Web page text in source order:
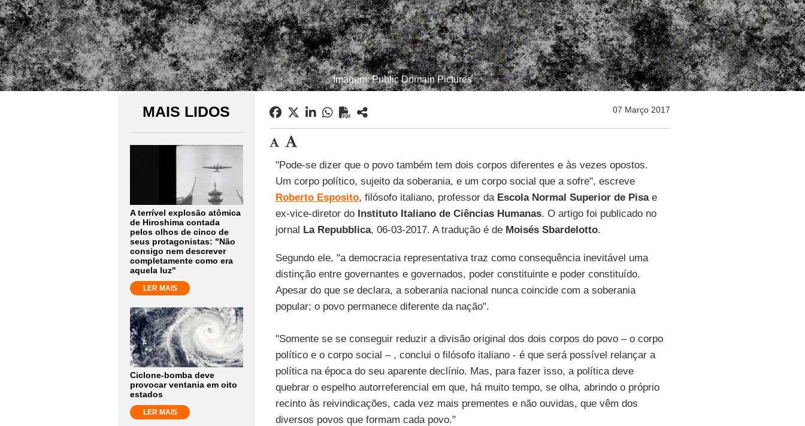
Imagem: Public Domain Pictures
MAIS LIDOS
A terrível explosão atômica
de Hiroshima contada
pelos olhos de cinco de
seus protagonistas: "Não
consigo nem descrever
completamente como era
aquela luz"
LER MAIS
Ciclone-bomba deve
provocar ventania em oito
estados
LER MAIS
07 Março 2017
"Pode-se dizer que o povo também tem dois corpos diferentes e às vezes opostos.
Um corpo político, sujeito da soberania, e um corpo social que a sofre", escreve
Roberto Esposito, filósofo italiano, professor da Escola Normal Superior de Pisae
ex-vice-diretor do Instituto Italiano de Ciências Humanas. O artigo foi publicado no
jornal La Repubblica, 06-03-2017. A tradução é de Moisés Sbardelotto.
Segundo ele, "a democracia representativa traz como consequência inevitável uma
distinção entre governantes e governados, poder constituinte e poder constituído.
Apesar do que se declara, a soberania nacional nunca coincide com a soberania
popular; o povo permanece diferente da nação".
"Somente se se conseguir reduzir a divisão original dos dois corpos do povo – o corpo
político e o corpo social – , conclui o filósofo italiano - é que será possível relançar a
política na época do seu aparente declínio. Mas, para fazer isso, a política deve
quebrar o espelho autorreferencial em que, há muito tempo, se olha, abrindo o próprio
recinto às reivindicações, cada vez mais prementes e não ouvidas, que vêm dos
diversos povos que formam cada povo."